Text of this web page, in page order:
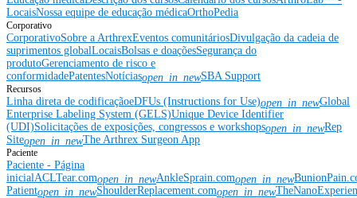
LocaisNossa equipe de educação médicaOrthoPedia
Corporativo
CorporativoSobre a ArthrexEventos comunitáriosDivulgação da cadeia de
suprimentos globalLocaisBolsas e doaçõesSegurança do
produtoGerenciamento de risco e
conformidadePatentesNotíciasopen_in_newSBA Support
Recursos
Linha direta de codificaçãoeDFUs (Instructions for Use)open_in_newGlobal
Enterprise Labeling System (GELS)Unique Device Identifier
(UDI)Solicitações de exposições, congressos e workshopsopen_in_newRep
Siteopen_in_newThe Arthrex Surgeon App
Paciente
Paciente - Página
inicialACLTear.comopen_in_newAnkleSprain.comopen_in_new
Patientopen_in_newShoulderReplacement.comopen_in_new